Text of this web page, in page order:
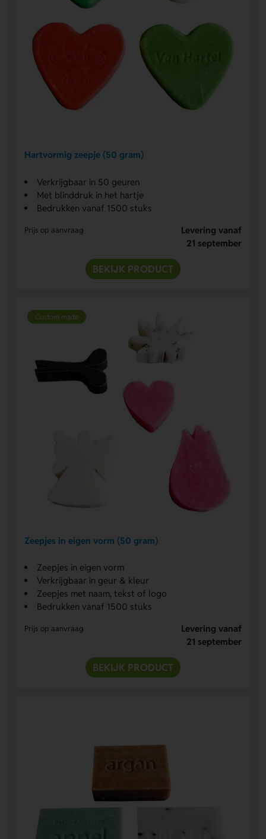
Hartvormig zeepje (50 gram)
Verkrijgbaar in 50 geuren
Met blinddruk in het hartje
Bedrukken vanaf 1500 stuks
Prijs op aanvraag
Levering vanaf
21 september
BEKIJK PRODUCT
Custom made
Zeepjes in eigen vorm (50 gram)
Zeepjes in eigen vorm
Verkrijgbaar in geur & kleur
Zeepjes met naam, tekst of logo
Bedrukken vanaf 1500 stuks
Prijs op aanvraag
Levering vanaf
21 september
BEKIJK PRODUCT